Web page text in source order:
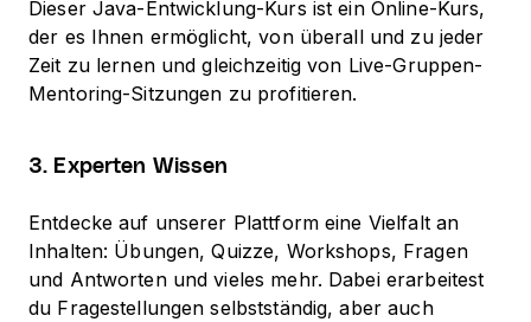
Dieser Java-Entwicklung-Kurs ist ein Online-Kurs,
der es Ihnen ermöglicht, von überall und zu jeder
Zeit zu lernen und gleichzeitig von Live-Gruppen-
Mentoring-Sitzungen zu profitieren.
3. Experten Wissen
Entdecke auf unserer Plattform eine Vielfalt an
Inhalten: Übungen, Quizze, Workshops, Fragen
und Antworten und vieles mehr. Dabei erarbeitest
du Fragestellungen selbstständig, aber auch